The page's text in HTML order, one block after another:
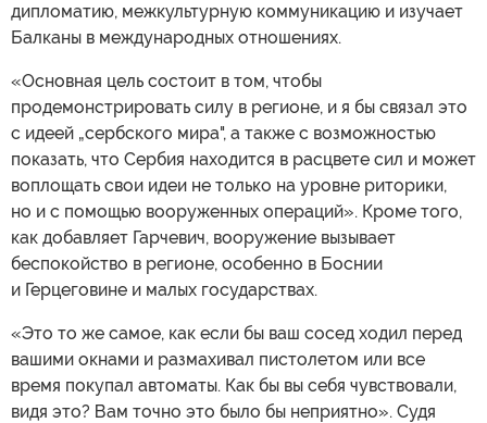
дипломатию, межкультурную коммуникацию и изучает
Балканы в международных отношениях.
«Основная цель состоит в том, чтобы
продемонстрировать силу в регионе, и я бы связал это
с идеей „сербского мира", а также с возможностью
показать, что Сербия находится в расцвете сил и может
воплощать свои идеи не только на уровне риторики,
но и с помощью вооруженных операций». Кроме того,
как добавляет Гарчевич, вооружение вызывает
беспокойство в регионе, особенно в Боснии
и Герцеговине и малых государствах.
«Это то же самое, как если бы ваш сосед ходил перед
вашими окнами и размахивал пистолетом или все
время покупал автоматы. Как бы вы себя чувствовали,
видя это? Вам точно это было бы неприятно». Судя